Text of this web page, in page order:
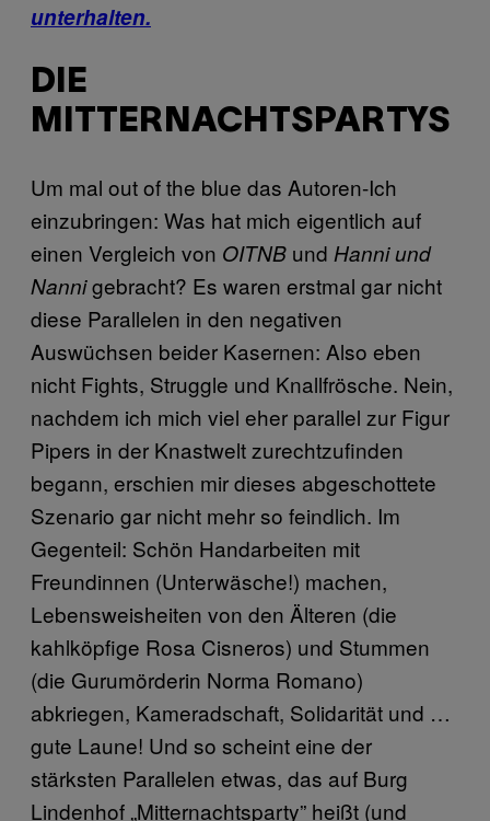
unterhalten.
DIE
MITTERNACHTSPARTYS
Um mal out of the blue das Autoren-Ich
einzubringen: Was hat mich eigentlich auf
einen Vergleich von OITNB und Hanni und
Nannigebracht? Es waren erstmal gar nicht
diese Parallelen in den negativen
Auswüchsen beider Kasernen: Also eben
nicht Fights, Struggle und Knallfrösche. Nein,
nachdem ich mich viel eher parallel zur Figur
Pipers in der Knastwelt zurechtzufinden
begann, erschien mir dieses abgeschottete
Szenario gar nicht mehr so feindlich. Im
Gegenteil: Schön Handarbeiten mit
Freundinnen (Unterwäsche!) machen,
Lebensweisheiten von den Älteren (die
kahlköpfige Rosa Cisneros) und Stummen
(die Gurumörderin Norma Romano)
abkriegen, Kameradschaft, Solidarität und …
gute Laune! Und so scheint eine der
stärksten Parallelen etwas, das auf Burg
Lindenhof „Mitternachtsparty” heißt (und